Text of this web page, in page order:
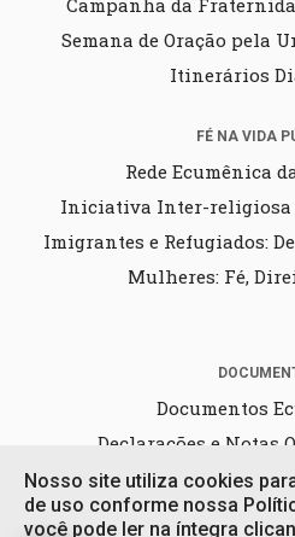
Campanha da
Semana de Oração pela
Itinerários
FÉ NA VIDA
Rede Ecumênica
Iniciativa Inter-religiosa
Imigrantes e Refugiados:
Mulheres: Fé,
Documentos
Declarações e Notas
Nosso site utiliza cookies
de uso conforme nossa
você pode ler na íntegra